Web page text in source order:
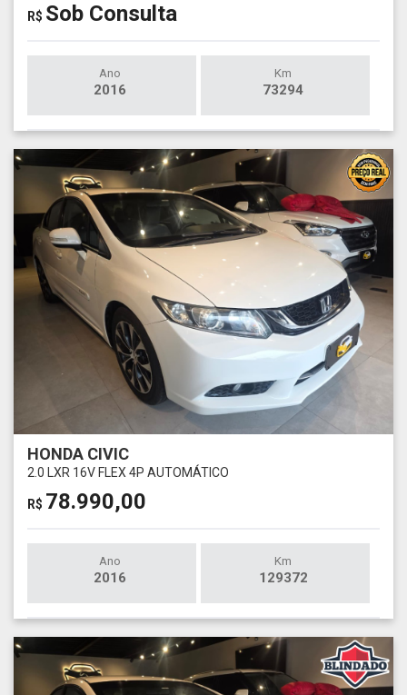
R$ Sob Consulta
Ano
2016
Km
73294
HONDA CIVIC
2.0 LXR 16V FLEX 4P AUTOMÁTICO
R$ 78.990,00
Ano
2016
Km
129372